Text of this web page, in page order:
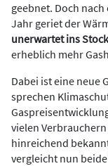
geebnet. Doch
Jahr geriet der
unerwartet ins
erheblich mehr
Dabei ist eine neue
sprechen
vielen
hinreichend
vergleicht nun